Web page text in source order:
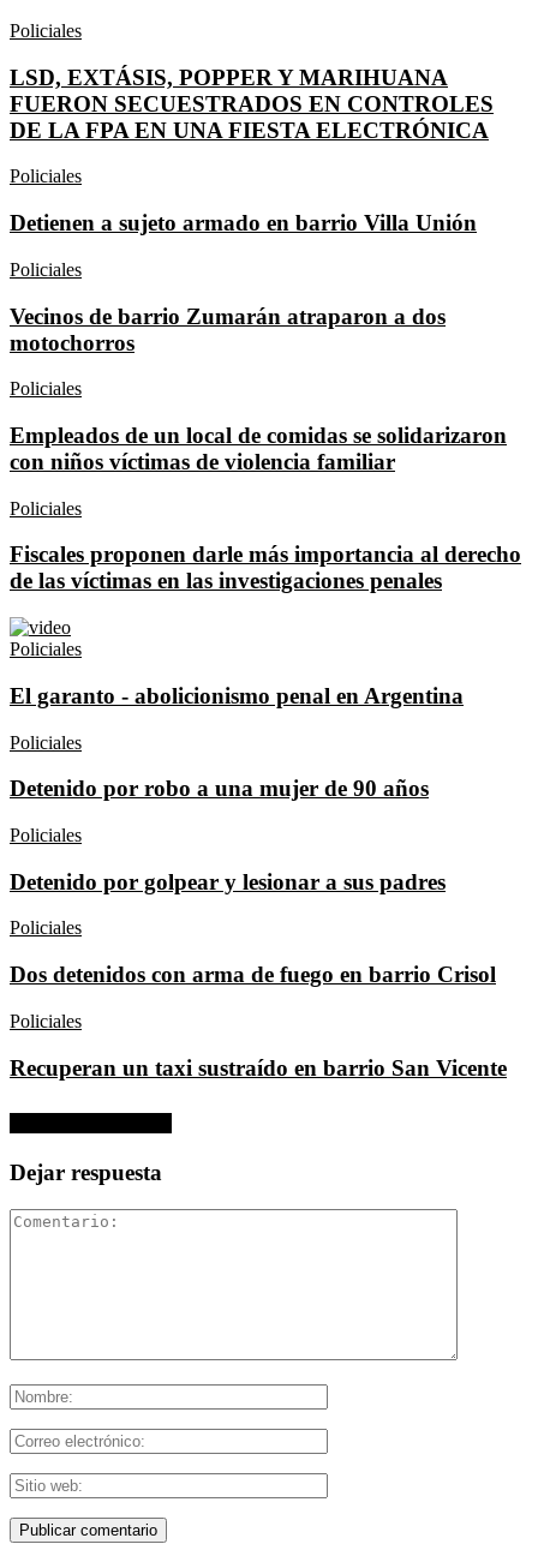
Policiales
LSD, EXTÁSIS, POPPER Y MARIHUANA
FUERON SECUESTRADOS EN CONTROLES
DE LA FPA EN UNA FIESTA ELECTRÓNICA
Policiales
Detienen a sujeto armado en barrio Villa Unión
Policiales
Vecinos de barrio Zumarán atraparon a dos
motochorros
Policiales
Empleados de un local de comidas se solidarizaron
con niños víctimas de violencia familiar
Policiales
Fiscales proponen darle más importancia al derecho
de las víctimas en las investigaciones penales
Policiales
El garanto - abolicionismo penal en Argentina
Policiales
Detenido por robo a una mujer de 90 años
Policiales
Detenido por golpear y lesionar a sus padres
Policiales
Dos detenidos con arma de fuego en barrio Crisol
Policiales
Recuperan un taxi sustraído en barrio San Vicente
Dejar respuesta